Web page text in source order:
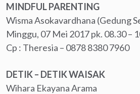
MINDFUL PARENTING
Wisma Asokavardhana (Gedung
Minggu, 07 Mei 2017 pk. 08.30 –
Cp : Theresia – ‪0878 8380 7960‬
DETIK – DETIK WAISAK
Wihara Ekayana Arama